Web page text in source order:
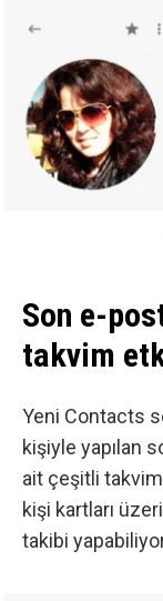
Son e-
takvim
Yeni Contacts
kişiyle yapılan
ait çeşitli takvim
kişi kartları
takibi